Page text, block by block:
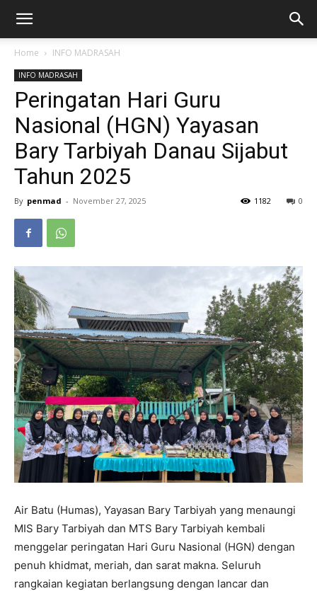
Home INFO MADRASAH
INFO MADRASAH
Peringatan Hari Guru
Nasional (HGN) Yayasan
Bary Tarbiyah Danau Sijabut
Tahun 2025
By penmad - November 27, 2025 0
1182
Air Batu (Humas), Yayasan Bary Tarbiyah yang menaungi
MIS Bary Tarbiyah dan MTS Bary Tarbiyah kembali
menggelar peringatan Hari Guru Nasional (HGN) dengan
penuh khidmat, meriah, dan sarat makna. Seluruh
rangkaian kegiatan berlangsung dengan lancar dan